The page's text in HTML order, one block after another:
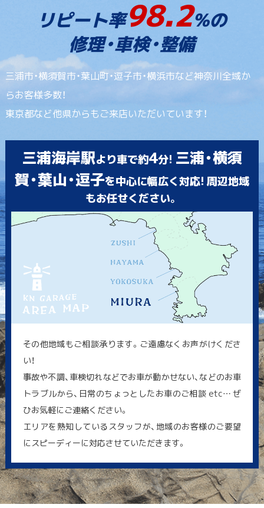
リピート率98.2%の
修理・車検・整備
三浦市・横須賀市・葉山町・逗子市・横浜市など神奈川全域か
らお客様多数！
東京都など他県からもご来店いただいています！
三浦海岸駅より車で約4分! 三浦・横須
賀・葉山・逗子を中心に幅広く対応! 周辺地域
もお任せください。
その他地域もご相談承ります。ご遠慮なくお声がけくださ
い！
事故や不調、車検切れなどでお車が動かせない、などのお車
トラブルから、日常のちょっとしたお車のご相談 etc… ぜ
ひお気軽にご連絡ください。
エリアを熟知しているスタッフが、地域のお客様のご要望
にスピーディーに対応させていただきます。